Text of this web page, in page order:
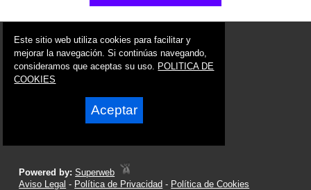
© 2006 - 2026 Portal de Mula Noticias
info@portaldemula.es
Síguenos en:
Powered by:Superweb
Aviso Legal - Política de Privacidad - Política de Cookies
Este sitio web utiliza cookies para facilitar y
mejorar la navegación. Si continúas navegando,
consideramos que aceptas su uso. POLITICA DE
COOKIES
Aceptar